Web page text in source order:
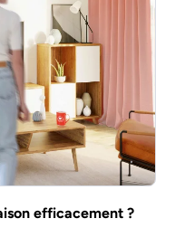
efficacement ?